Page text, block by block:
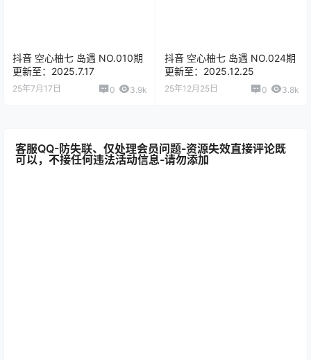
抖音 空心柚七 岛遇 NO.010期
更新至：2025.7.17
25年7月17日 0 3.9k
抖音 空心柚七 岛遇 NO.024期
更新至：2025.12.25
25年12月25日 0 3.8k
客服QQ-防失联、仅处理会员问题-资源失效直接评论既
可以，不接任何违法活动信息-请勿添加